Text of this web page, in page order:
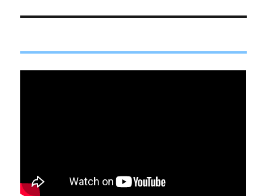
ー
投